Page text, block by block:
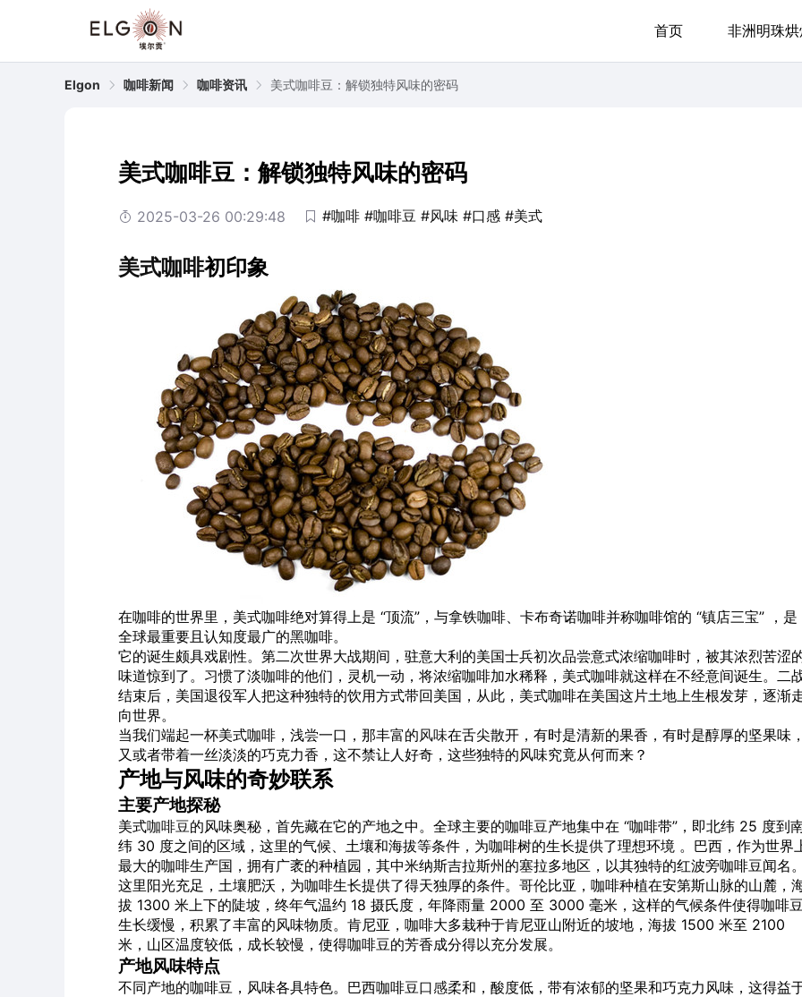
首页 非洲明珠
Elgon 咖啡新闻 咖啡资讯 美式咖啡豆：解锁独特风味的密码
美式咖啡豆：解锁独特风味的密码
2025-03-26 00:29:48 #咖啡 #咖啡豆 #风味 #口感 #美式
美式咖啡初印象
在咖啡的世界里，美式咖啡绝对算得上是 “顶流”，与拿铁咖啡、卡布奇诺咖啡并称咖啡馆的 “镇店三宝” ，是
全球最重要且认知度最广的黑咖啡。
它的诞生颇具戏剧性。第二次世界大战期间，驻意大利的美国士兵初次品尝意式浓缩咖啡时，被其浓烈苦涩
味道惊到了。习惯了淡咖啡的他们，灵机一动，将浓缩咖啡加水稀释，美式咖啡就这样在不经意间诞生。二
结束后，美国退役军人把这种独特的饮用方式带回美国，从此，美式咖啡在美国这片土地上生根发芽，逐渐
向世界。
当我们端起一杯美式咖啡，浅尝一口，那丰富的风味在舌尖散开，有时是清新的果香，有时是醇厚的坚果味，
又或者带着一丝淡淡的巧克力香，这不禁让人好奇，这些独特的风味究竟从何而来？
产地与风味的奇妙联系
主要产地探秘
美式咖啡豆的风味奥秘，首先藏在它的产地之中。全球主要的咖啡豆产地集中在 “咖啡带”，即北纬 25 度到
纬 30 度之间的区域，这里的气候、土壤和海拔等条件，为咖啡树的生长提供了理想环境 。巴西，作为世界
最大的咖啡生产国，拥有广袤的种植园，其中米纳斯吉拉斯州的塞拉多地区，以其独特的红波旁咖啡豆闻名。
这里阳光充足，土壤肥沃，为咖啡生长提供了得天独厚的条件。哥伦比亚，咖啡种植在安第斯山脉的山麓，
拔 1300 米上下的陡坡，终年气温约 18 摄氏度，年降雨量 2000 至 3000 毫米，这样的气候条件使得咖啡
生长缓慢，积累了丰富的风味物质。肯尼亚，咖啡大多栽种于肯尼亚山附近的坡地，海拔 1500 米至 2100
米，山区温度较低，成长较慢，使得咖啡豆的芳香成分得以充分发展。
产地风味特点
不同产地的咖啡豆，风味各具特色。巴西咖啡豆口感柔和，酸度低，带有浓郁的坚果和巧克力风味，这得益